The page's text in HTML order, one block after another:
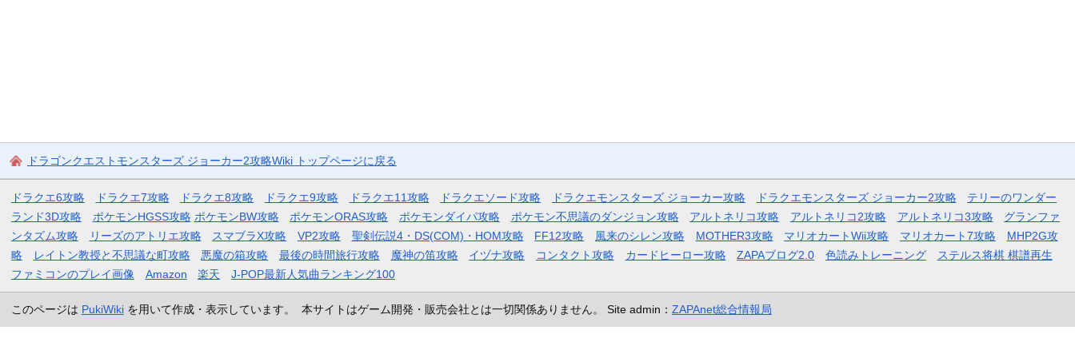
ドラゴンクエストモンスターズ ジョーカー2攻略Wiki トップページに戻る
ドラクエ6攻略 ドラクエ7攻略 ドラクエ8攻略 ドラクエ9攻略 ドラクエ11攻略 ドラクエソード攻略 ドラクエモンスターズ ジョーカー攻略 ドラクエモンスターズ ジョーカー2攻略
テリーのワンダー
ランド3D攻略
ポケモンHGSS攻略 ポケモンBW攻略 ポケモンORAS攻略 ポケモンダイパ攻略 ポケモン不思議のダンジョン攻略 アルトネリコ攻略 アルトネリコ2攻略 アルトネリコ3攻略
グランファ
ンタズム攻略
リーズのアトリエ攻略 スマブラX攻略 VP2攻略 聖剣伝説4・DS(COM)・HOM攻略 FF12攻略 風来のシレン攻略 MOTHER3攻略 マリオカートWii攻略 マリオカート7攻略
MHP2G攻
略
レイトン教授と不思議な町攻略 悪魔の箱攻略 最後の時間旅行攻略 魔神の笛攻略 イヅナ攻略 コンタクト攻略 カードヒーロー攻略 ZAPAブログ2.0 色読みトレーニング
ステルス将棋 棋譜再生
ファミコンのプレイ画像
Amazon 楽天 J-POP最新人気曲ランキング100
このページは PukiWikiを用いて作成・表示しています。 本サイトはゲーム開発・販売会社とは一切関係ありません。 Site admin： ZAPAnet総合情報局